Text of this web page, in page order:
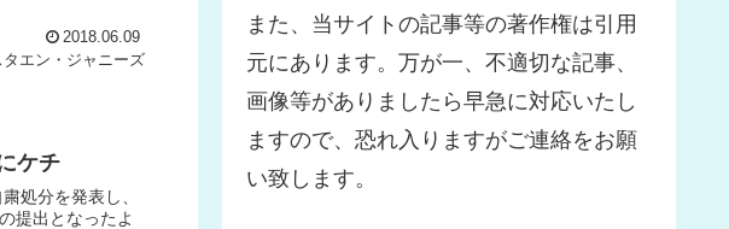
2018.06.09
タエン・ジャニーズ
ケチ
処分を発表し、
提出となったよ
また、当サイトの記事等の著作権は引用
元にあります。万が一、不適切な記事、
画像等がありましたら早急に対応いたし
ますので、恐れ入りますがご連絡をお願
い致します。